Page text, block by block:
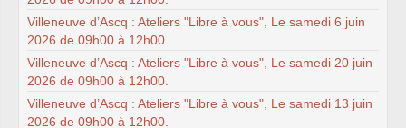
Villeneuve d’Ascq : Ateliers "Libre à vous", Le samedi 6 juin
2026 de 09h00 à 12h00.
Villeneuve d’Ascq : Ateliers "Libre à vous", Le samedi 20 juin
2026 de 09h00 à 12h00.
Villeneuve d’Ascq : Ateliers "Libre à vous", Le samedi 13 juin
2026 de 09h00 à 12h00.